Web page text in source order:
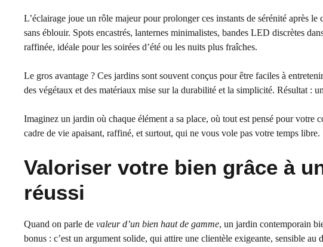
L’éclairage joue un rôle majeur pour prolonger ces instants de sérénité après
sans éblouir. Spots encastrés, lanternes minimalistes, bandes LED discrètes
raffinée, idéale pour les soirées d’été ou les nuits plus fraîches.
Le gros avantage ? Ces jardins sont souvent conçus pour être faciles à
des végétaux et des matériaux mise sur la durabilité et la simplicité. Résultat :
Imaginez un jardin où chaque élément a sa place, où tout est pensé pour votre
cadre de vie apaisant, raffiné, et surtout, qui ne vous vole pas votre temps libre.
Valoriser votre bien grâce à
réussi
Quand on parle de valeur d’un bien haut de gamme, un jardin contemporain
bonus : c’est un argument solide, qui attire une clientèle exigeante, sensible